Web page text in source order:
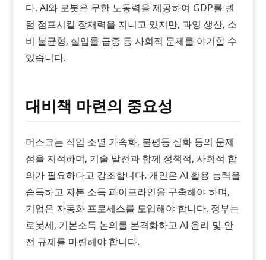
다. AI와 로봇은 무한 노동력을 제공하여 GDP를 퀀
텀 점프시킬 잠재력을 지니고 있지만, 과잉 생산, 소
비 불균형, 실업률 급증 등 사회적 문제를 야기할 수
있습니다.
대비책 마련의 중요성
머스크는 직업 소멸 가속화, 불평등 심화 등의 문제
점을 지적하며, 기술 발전과 함께 정책적, 사회적 합
의가 필요하다고 강조합니다. 개인은 AI 활용 능력을
습득하고 자본 소득 파이프라인을 구축해야 하며,
기업은 자동화 프로세스를 도입해야 합니다. 정부는
로봇세, 기본소득 논의를 본격화하고 AI 윤리 및 안
전 규제를 마련해야 합니다.